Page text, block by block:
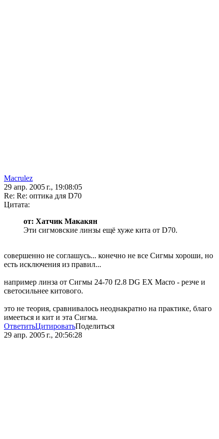
Macrulez
29 апр. 2005 г., 19:08:05
Re: Re: оптика для D70
Цитата:
от: Хатчик Макакян
Эти сигмовские линзы ещё хуже кита от D70.
совершенно не соглашусь... конечно не все Сигмы хороши, но
есть исключения из правил...
например линза от Сигмы 24-70 f2.8 DG EX Macro - резче и
светосильнее китового.
это не теория, сравнивалось неоднакратно на практике, благо
имееться и кит и эта Сигма.
ОтветитьЦитироватьПоделиться
29 апр. 2005 г., 20:56:28